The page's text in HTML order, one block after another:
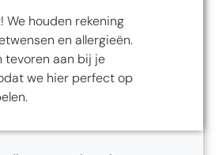
We houden rekening
en allergieën.
tevoren aan bij je
we hier perfect op